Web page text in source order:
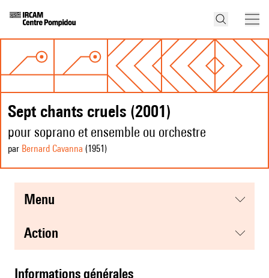
Sept chants cruels (2001)
pour soprano et ensemble ou orchestre
par Bernard Cavanna (1951 )
menu
action
informations générales